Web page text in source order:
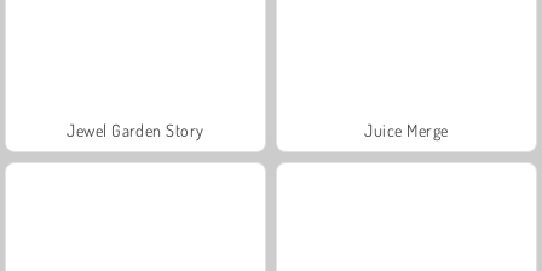
Jewel Garden Story Juice Merge